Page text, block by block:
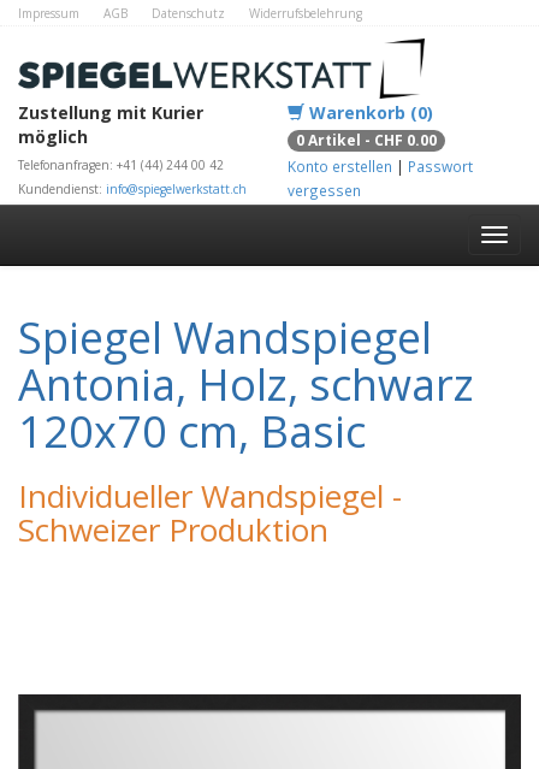
Impressum AGB Datenschutz
Widerrufsbelehrung
Zustellung mit Kurier
möglich
Telefonanfragen: +41 (44) 244 00 42
Kundendienst: info@spiegelwerkstatt.ch
Warenkorb (0)
0 Artikel - CHF 0.00
Konto erstellen | Passwort
vergessen
Spiegel Wandspiegel
Antonia, Holz, schwarz
120x70 cm, Basic
Individueller Wandspiegel -
Schweizer Produktion